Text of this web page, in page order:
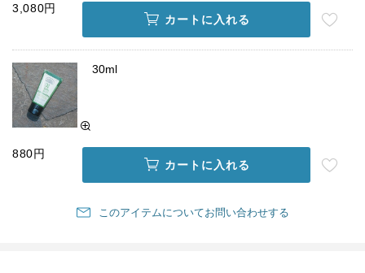
3,080円
カートに入れる
30ml
880円
カートに入れる
このアイテムについてお問い合わせする